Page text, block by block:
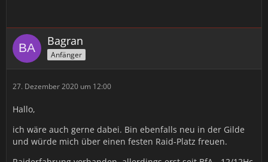
Bagran
Anfänger
27. Dezember 2020 um 12:00
Hallo,
ich wäre auch gerne dabei. Bin ebenfalls neu in der Gilde
und würde mich über einen festen Raid-Platz freuen.